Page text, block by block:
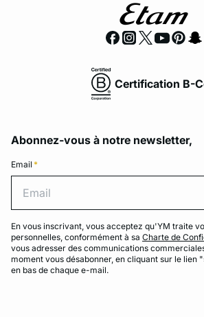
Certification B-
Abonnez-vous à notre newsletter,
Email *
En vous inscrivant, vous acceptez qu'YM traite
personnelles, conformément à sa Charte de
vous adresser des communications
moment vous désabonner, en cliquant sur le lien
en bas de chaque e-mail.